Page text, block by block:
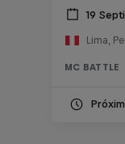
19
Lima,
MC BATTLE